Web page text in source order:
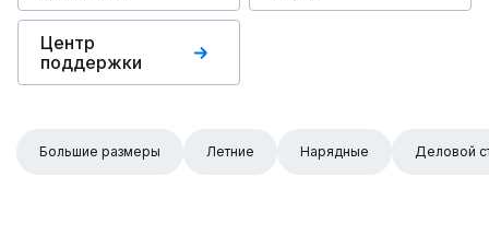
Центр
поддержки
Большие размеры Летние Нарядные Деловой